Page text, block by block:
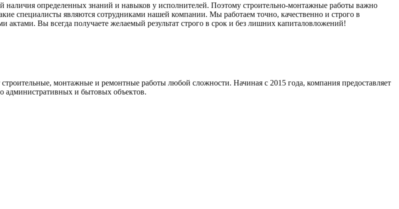
наличия определенных знаний и навыков у исполнителей. Поэтому строительно-монтажные работы важно
специалисты являются сотрудниками нашей компании. Мы работаем точно, качественно и строго в
Вы всегда получаете желаемый результат строго в срок и без лишних капиталовложений!
монтажные и ремонтные работы любой сложности. Начиная с 2015 года, компания предоставляет
административных и бытовых объектов.